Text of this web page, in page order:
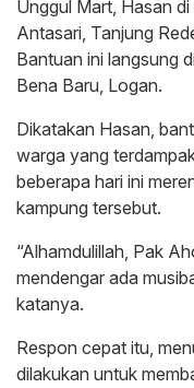
Unggul Mart, Hasan
Antasari, Tanjung
Bantuan ini langsung
Bena Baru, Logan.
Dikatakan Hasan,
warga yang
beberapa hari ini
kampung tersebut.
“Alhamdulillah, Pak
mendengar ada
katanya.
Respon cepat itu,
dilakukan untuk